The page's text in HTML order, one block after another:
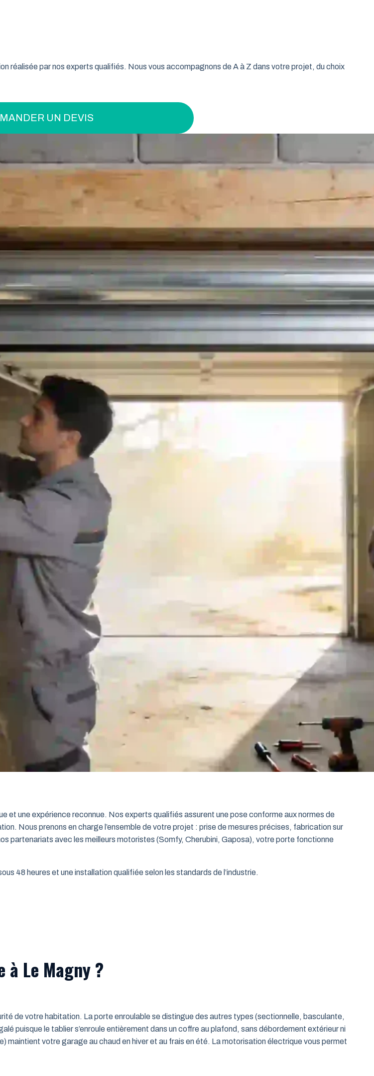
votre espace ? La porte de garage enroulable est la réponse idéale pour les propriétaires qui
ce type de porte pour sécuriser leur garage tout en gardant un espace maximal à l’intérieur.
réalisée par nos experts qualifiés. Nous vous accompagnons de A à Z dans votre projet, du choix
UN DEVIS
et une expérience reconnue. Nos experts qualifiés assurent une pose conforme aux normes de
Nous prenons en charge l’ensemble de votre projet : prise de mesures précises, fabrication sur
partenariats avec les meilleurs motoristes (Somfy, Cherubini, Gaposa), votre porte fonctionne
48 heures et une installation qualifiée selon les standards de l’industrie.
Le Magny ?
de votre habitation. La porte enroulable se distingue des autres types (sectionnelle, basculante,
puisque le tablier s’enroule entièrement dans un coffre au plafond, sans débordement extérieur ni
votre garage au chaud en hiver et au frais en été. La motorisation électrique vous permet